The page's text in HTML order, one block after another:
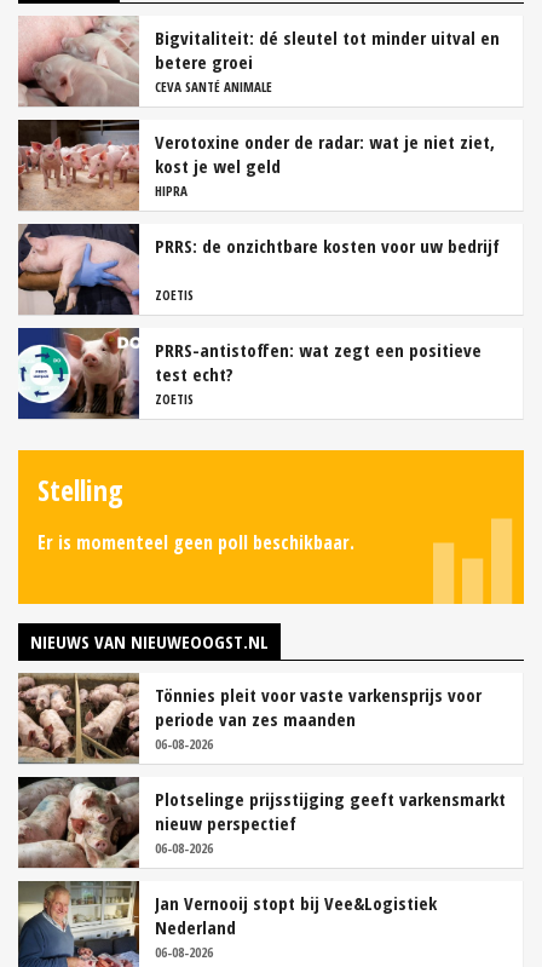
Bigvitaliteit: dé sleutel tot minder uitval en
betere groei
CEVA SANTÉ ANIMALE
Verotoxine onder de radar: wat je niet ziet,
kost je wel geld
HIPRA
PRRS: de onzichtbare kosten voor uw bedrijf
ZOETIS
PRRS-antistoffen: wat zegt een positieve
test echt?
ZOETIS
Stelling
Er is momenteel geen poll beschikbaar.
NIEUWS VAN NIEUWEOOGST.NL
Tönnies pleit voor vaste varkensprijs voor
periode van zes maanden
06-08-2026
Plotselinge prijsstijging geeft varkensmarkt
nieuw perspectief
06-08-2026
Jan Vernooij stopt bij Vee&Logistiek
Nederland
06-08-2026